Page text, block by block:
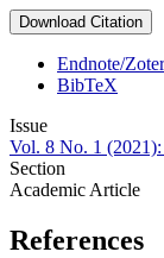
Download Citation
Endnote/
BibTeX
Issue
Vol. 8 No. 1 (2021):
Section
Academic Article
References